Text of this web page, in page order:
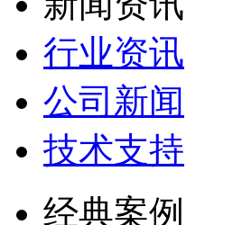
行业资讯
公司新闻
技术支持
经典案例